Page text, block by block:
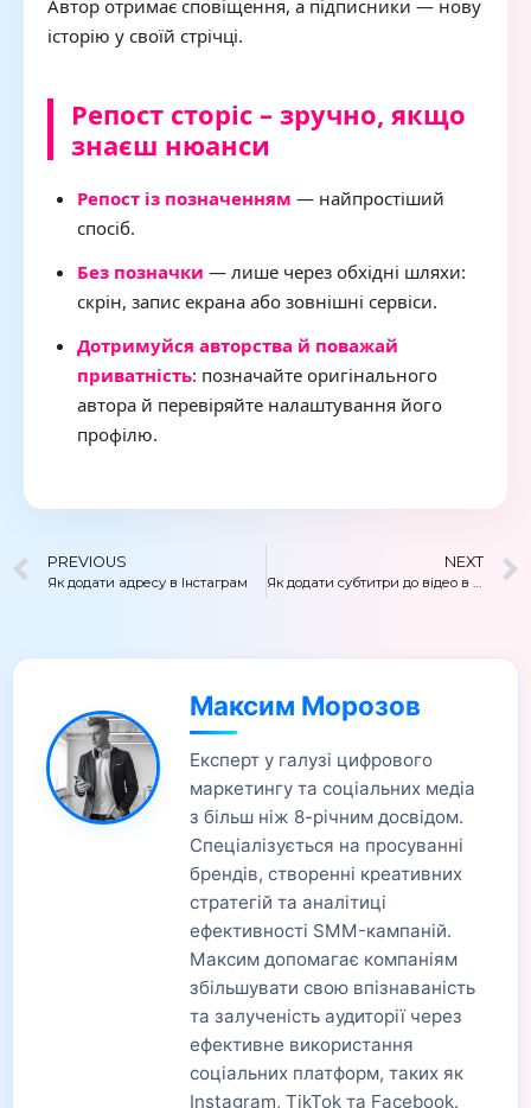
Автор отримає сповіщення, а підписники — нову
історію у своїй стрічці.
Репост сторіс – зручно, якщо
знаєш нюанси
Репост із позначенням — найпростіший
спосіб.
Без позначки — лише через обхідні шляхи:
скрін, запис екрана або зовнішні сервіси.
Дотримуйся авторства й поважай
приватність: позначайте оригінального
автора й перевіряйте налаштування його
профілю.
PREVIOUS
Як додати адресу в Інстаграм
NEXT
Як додати субтитри до відео в Тік Ток
Максим Морозов
Експерт у галузі цифрового
маркетингу та соціальних медіа
з більш ніж 8-річним досвідом.
Спеціалізується на просуванні
брендів, створенні креативних
стратегій та аналітиці
ефективності SMM-кампаній.
Максим допомагає компаніям
збільшувати свою впізнаваність
та залученість аудиторії через
ефективне використання
соціальних платформ, таких як
Instagram, TikTok та Facebook.